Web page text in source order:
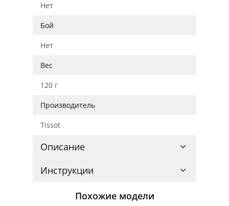
Нет
Бой
Нет
Вес
120 г
Производитель
Tissot
Описание
Инструкции
Похожие модели